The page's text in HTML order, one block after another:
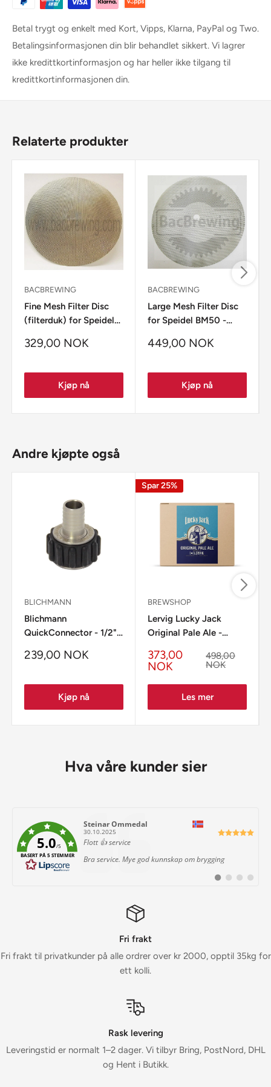
Betal trygt og enkelt med Kort, Vipps, Klarna, PayPal og Two.
Betalingsinformasjonen din blir behandlet sikkert. Vi lagrer
ikke kredittkortinformasjon og har heller ikke tilgang til
kredittkortinformasjonen din.
Relaterte produkter
BACBREWING
Fine Mesh Filter Disc
(filterduk) for Speidel
329,00 NOK
Kjøp nå
BACBREWING
Large Mesh Filter Disc
for Speidel BM50 -
449,00 NOK
Kjøp nå
Andre kjøpte også
BLICHMANN
Blichmann
QuickConnector - 1/2"
239,00 NOK
Kjøp nå
Spar25%
BREWSHOP
Lervig Lucky Jack
Original Pale Ale -
373,00
NOK
498,00
NOK
Les mer
Hva våre kunder sier
5.0/5
BASERT PÅ 5 STEMMER
Forfatter:
Steinar Ommedal
Dato:
30.10.2025
Tekst:
Flott 👍 service
Bra service. Mye god kunnskap om brygging
Bytt Bytt Bytt Bytt
Fri frakt
Fri frakt til privatkunder på alle ordrer over kr 2000, opptil 35kg for
ett kolli.
Rask levering
Leveringstid er normalt 1–2 dager. Vi tilbyr Bring, PostNord, DHL
og Hent i Butikk.